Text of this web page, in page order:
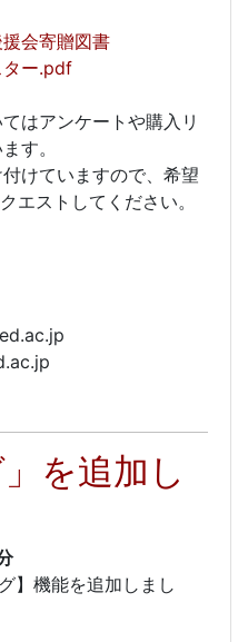
会寄贈図書
ター.pdf
はアンケートや購入リ
す。
けていますので、希望
エストしてください。
を追加し
】機能を追加しまし